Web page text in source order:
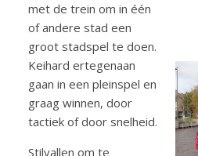
met de trein om in één
of andere stad een
groot stadspel te doen.
Keihard ertegenaan
gaan in een pleinspel en
graag winnen, door
tactiek of door snelheid.
Stilvallen om te